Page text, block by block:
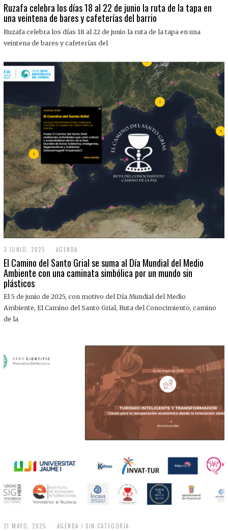
J
U
I
O
0
2
5
Ruzafa celebra los días 18 al 22 de junio la ruta de la tapa en
una veintena de bares y cafeterías del barrio
Ruzafa celebra los días 18 al 22 de junio la ruta de la tapa en una
veintena de bares y cafeterías del
3 JUNIO, 2025
J
U
N
,
0
AGENDA
El Camino del Santo Grial se suma al Día Mundial del Medio
Ambiente con una caminata simbólica por un mundo sin
plásticos
El 5 de junio de 2025, con motivo del Día Mundial del Medio
Ambiente, El Camino del Santo Grial, Ruta del Conocimiento, camino
de la
21 MAYO, 2025 AGENDA / SIN CATEGORÍA